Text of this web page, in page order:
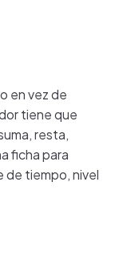
en vez de
tiene que
resta,
ficha para
de tiempo, nivel